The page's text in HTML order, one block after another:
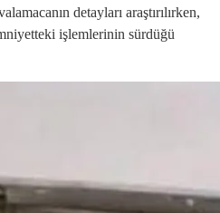
detayları araştırılırken,
işlemlerinin sürdüğü